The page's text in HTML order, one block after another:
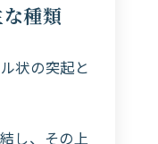
種類
状の突起と
し、その上